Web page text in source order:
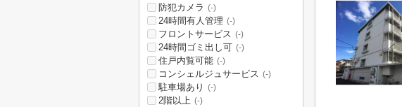
防犯カメラ (-)
24時間有人管理 (-)
フロントサービス (-)
24時間ゴミ出し可 (-)
住戸内覧可能 (-)
コンシェルジュサービス (-)
駐車場あり (-)
2階以上 (-)